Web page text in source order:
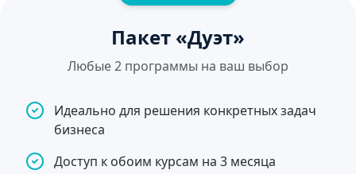
Пакет «Дуэт»
Любые 2 программы на ваш выбор
Идеально для решения конкретных задач
бизнеса
Доступ к обоим курсам на 3 месяца